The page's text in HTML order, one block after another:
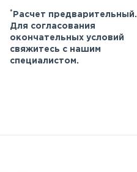
* Расчет предварительный.
Для согласования
окончательных условий
свяжитесь с нашим
специалистом.